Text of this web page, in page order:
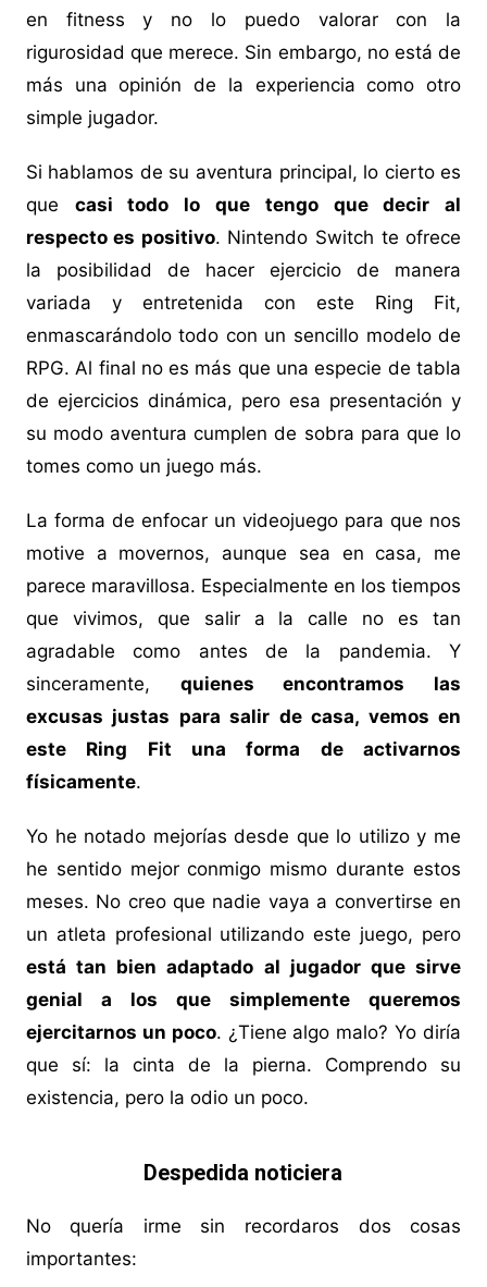
en fitness y no lo puedo valorar con la
rigurosidad que merece. Sin embargo, no está de
más una opinión de la experiencia como otro
simple jugador.
Si hablamos de su aventura principal, lo cierto es
que casi todo lo que tengo que decir al
respecto es positivo. Nintendo Switch te ofrece
la posibilidad de hacer ejercicio de manera
variada y entretenida con este Ring Fit,
enmascarándolo todo con un sencillo modelo de
RPG. Al final no es más que una especie de tabla
de ejercicios dinámica, pero esa presentación y
su modo aventura cumplen de sobra para que lo
tomes como un juego más.
La forma de enfocar un videojuego para que nos
motive a movernos, aunque sea en casa, me
parece maravillosa. Especialmente en los tiempos
que vivimos, que salir a la calle no es tan
agradable como antes de la pandemia. Y
sinceramente, quienes encontramos las
excusas justas para salir de casa, vemos en
este Ring Fit una forma de activarnos
físicamente.
Yo he notado mejorías desde que lo utilizo y me
he sentido mejor conmigo mismo durante estos
meses. No creo que nadie vaya a convertirse en
un atleta profesional utilizando este juego, pero
está tan bien adaptado al jugador que sirve
genial a los que simplemente queremos
ejercitarnos un poco. ¿Tiene algo malo? Yo diría
que sí: la cinta de la pierna. Comprendo su
existencia, pero la odio un poco.
Despedida noticiera
No quería irme sin recordaros dos cosas
importantes: